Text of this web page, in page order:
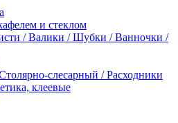
и стеклом
/ Валики / Шубки / Ванночки /
слесарный / Расходники
клеевые